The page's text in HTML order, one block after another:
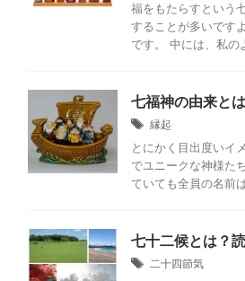
福をもたらすという
することが多いです
です。 中には、私の
七福神の由来と
縁起
とにかく目出度いイ
でユニークな神様た
ていても全員の名前
七十二候とは？
二十四節気